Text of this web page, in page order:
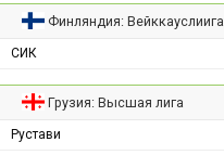
Финляндия: Вейккауслиига
СИК
Грузия: Высшая лига
Рустави